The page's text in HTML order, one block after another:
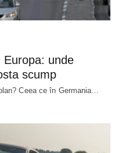
Europa: unde
scump
Ceea ce în Germania…